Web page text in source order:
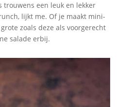
trouwens een leuk en lekker
lijkt me. Of je maakt mini-
zoals deze als voorgerecht
salade erbij.